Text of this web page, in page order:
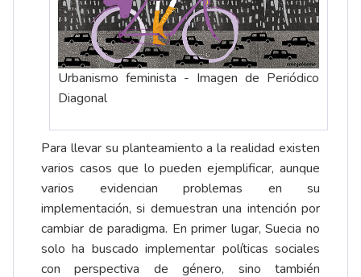
Urbanismo feminista - Imagen de Periódico
Diagonal
Para llevar su planteamiento a la realidad existen
varios casos que lo pueden ejemplificar, aunque
varios evidencian problemas en su
implementación, si demuestran una intención por
cambiar de paradigma. En primer lugar, Suecia no
solo ha buscado implementar políticas sociales
con perspectiva de género, sino también